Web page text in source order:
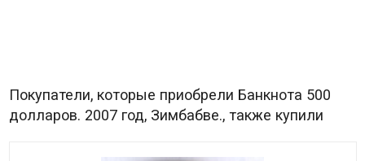
Покупатели, которые приобрели Банкнота 500
долларов. 2007 год, Зимбабве., также купили